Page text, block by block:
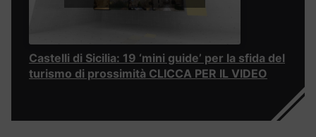
Castelli di Sicilia: 19 ‘mini guide’ per la sfida del
turismo di prossimità CLICCA PER IL VIDEO